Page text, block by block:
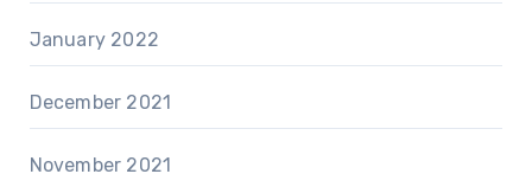
January 2022
December 2021
November 2021